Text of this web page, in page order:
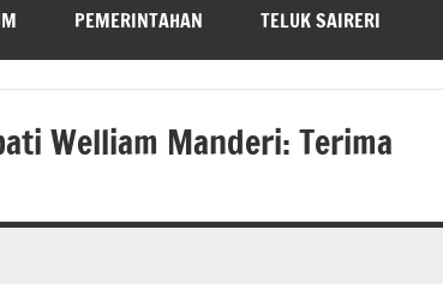
PEMERINTAHAN TELUK SAIRERI
Welliam Manderi: Terima